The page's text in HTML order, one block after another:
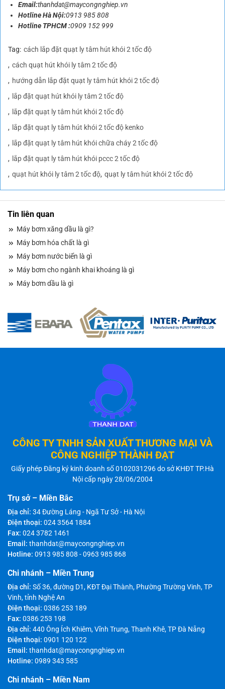
Email:thanhdat@maycongnghiep.vn
Hotline Hà Nội:0913 985 808
Hotline TPHCM :0909 152 999
Tag: cách lắp đặt quạt ly tâm hút khói 2 tốc độ
cách quạt hút khói ly tâm 2 tốc độ
hướng dẫn lắp đặt quạt ly tâm hút khói 2 tốc độ
lắp đặt quạt hút khói ly tâm 2 tốc độ
lắp đặt quạt ly tâm hút khói 2 tốc độ
lắp đặt quạt ly tâm hút khói 2 tốc độ kenko
lắp đặt quạt ly tâm hút khói chữa cháy 2 tốc độ
lắp đặt quạt ly tâm hút khói pccc 2 tốc độ
quạt hút khói ly tâm 2 tốc độ quạt ly tâm hút khói 2 tốc độ
Tin liên quan
Máy bơm xăng dầu là gì?
Máy bơm hóa chất là gì
Máy bơm nước biển là gì
Máy bơm cho ngành khai khoáng là gì
Máy bơm dầu là gì
CÔNG TY TNHH SẢN XUẤT THƯƠNG MẠI VÀ
CÔNG NGHIỆP THÀNH ĐẠT
Giấy phép Đăng ký kinh doanh số 0102031296 do sở KHĐT TP.Hà
Nội cấp ngày 28/06/2004
Trụ sở – Miền Bắc
Địa chỉ: 34 Đường Láng - Ngã Tư Sở - Hà Nội
Điện thoại: 024 3564 1884
Fax: 024 3782 1461
Email: thanhdat@maycongnghiep.vn
Hotline: 0913 985 808 -0963 985 868
Chi nhánh – Miền Trung
Địa chỉ: Số 36, đường D1, KĐT Đại Thành, Phường Trường Vinh, TP
Vinh, tỉnh Nghệ An
Điện thoại: 0386 253 189
Fax: 0386 253 198
Địa chỉ: 440 Ông Ích Khiêm, Vĩnh Trung, Thanh Khê, TP Đà Nẵng
Điện thoại: 0901 120 122
Email: thanhdat@maycongnghiep.vn
Hotline: 0989 343 585
Chi nhánh – Miền Nam